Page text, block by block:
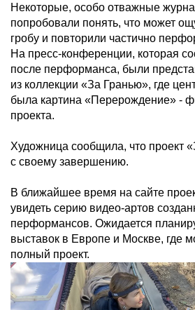
Некоторые, особо отважные
попробовали понять, что может
гробу и повторили частично
На пресс-конференции, которая
после перформанса, были
из коллекции «За Гранью», где
была картина «Перерождение» -
проекта.
Художница сообщила, что проект
с своему завершению.
В ближайшее время на сайте
увидеть серию видео-артов
перформансов. Ожидается
выставок в Европе и Москве, где
полный проект.